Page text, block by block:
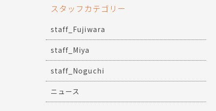
スタッフカテゴリー
staff_Fujiwara
staff_Miya
staff_Noguchi
ニュース